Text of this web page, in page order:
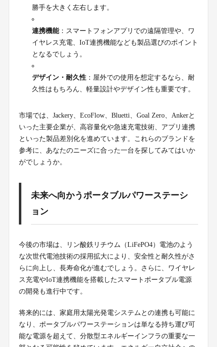
勝手を大きく左右します。
連携機能：スマートフォンアプリでの遠隔管理や、ワ
イヤレス充電、IoT連携機能なども製品選びのポイント
となるでしょう。
デザイン・耐久性：屋外での使用を想定するなら、耐
久性はもちろん、軽量設計やデザイン性も重要です。
市場では、Jackery、EcoFlow、Bluetti、Goal Zero、Ankerと
いった主要企業が、高容量化や急速充電技術、アプリ連携
といった製品差別化を進めています。これらのブランドを
参考に、あなたのニーズに合った一台を探してみてはいか
がでしょうか。
未来へ向かうポータブルパワーステーシ
ョン
今後の市場は、リン酸鉄リチウム（LiFePO4）電池のよう
な次世代電池技術の採用拡大により、安全性と耐久性がさ
らに向上し、長寿命化が進むでしょう。さらに、ワイヤレ
ス充電やIoT連携機能を搭載したスマートポータブル電源
の開発も進行中です。
将来的には、家庭用太陽光発電システムとの連携も可能に
なり、ポータブルパワーステーションは単なる持ち運び可
能な電源を超えて、分散型エネルギーインフラの重要な一